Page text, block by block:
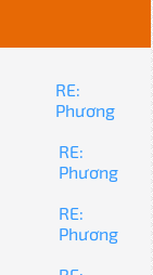
RE:
Phương
RE:
Phương
RE:
Phương